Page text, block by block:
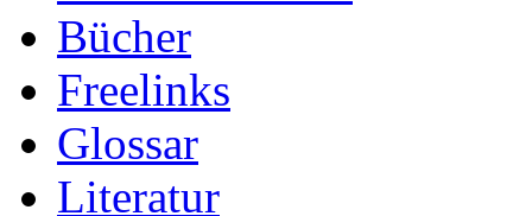
Bücher
Freelinks
Glossar
Literatur